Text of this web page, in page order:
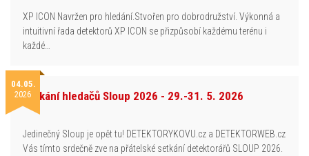
XP ICON Navržen pro hledání.Stvořen pro dobrodružství. Výkonná a
intuitivní řada detektorů XP ICON se přizpůsobí každému terénu i
každé…
04.05.
2026Setkání hledačů Sloup 2026 - 29.-31. 5. 2026
Jedinečný Sloup je opět tu! DETEKTORYKOVU.cz a DETEKTORWEB.cz
Vás tímto srdečně zve na přátelské setkání detektorářů SLOUP 2026.